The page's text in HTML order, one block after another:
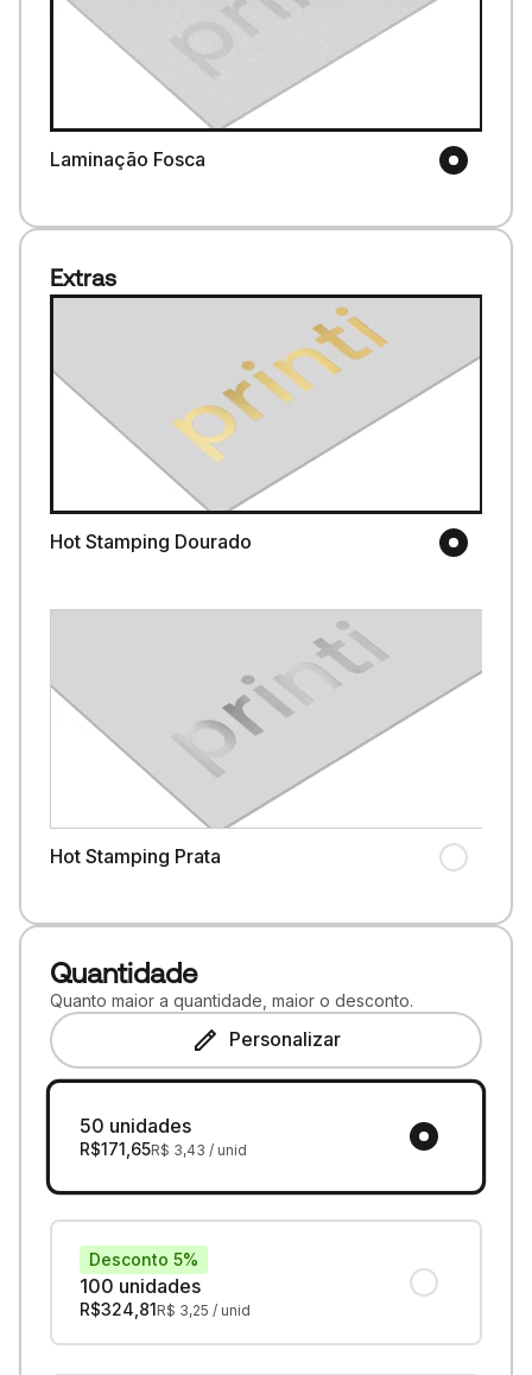
Laminação Fosca
Extras
Hot Stamping Dourado
Hot Stamping Prata
Quantidade
Quanto maior a quantidade, maior o desconto.
Personalizar
50 unidades
R$171,65R$ 3,43 / unid
100 unidades
Desconto 5%
R$324,81R$ 3,25 / unid